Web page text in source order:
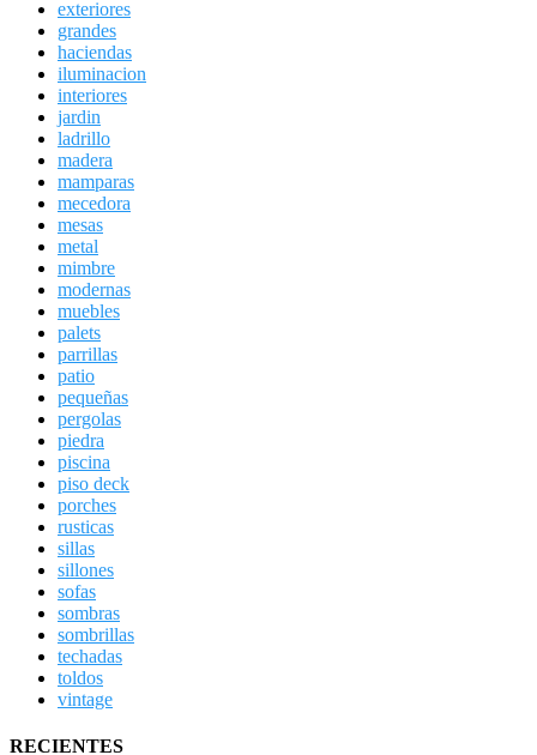
exteriores
grandes
haciendas
iluminacion
interiores
jardin
ladrillo
madera
mamparas
mecedora
mesas
metal
mimbre
modernas
muebles
palets
parrillas
patio
pequeñas
pergolas
piedra
piscina
piso deck
porches
rusticas
sillas
sillones
sofas
sombras
sombrillas
techadas
toldos
vintage
RECIENTES